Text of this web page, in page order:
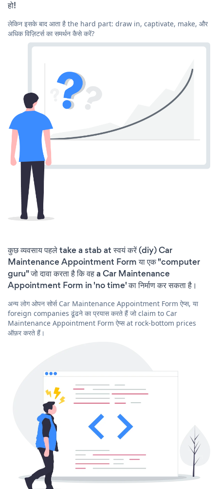
हो!
लेकिन इसके बाद आता है the hard part: draw in, captivate, make, और
अधिक विज़िटर्स का समर्थन कैसे करें?
कुछ व्यवसाय पहले take a stab at स्वयं करें (diy) Car
Maintenance Appointment Form या एक "computer
guru" जो दावा करता है कि वह a Car Maintenance
Appointment Form in 'no time' का निर्माण कर सकता है।
अन्य लोग ओपन सोर्स Car Maintenance Appointment Form ऐप्स, या
foreign companies ढूंढने का प्रयास करते हैं जो claim to Car
Maintenance Appointment Form ऐप्स at rock-bottom prices
ऑफ़र करते हैं।